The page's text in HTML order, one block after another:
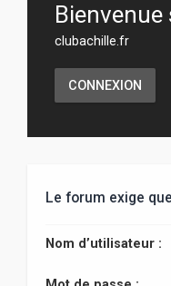
clubachille.fr
CONNEXION
Le forum exige
Nom d’utilisateur :